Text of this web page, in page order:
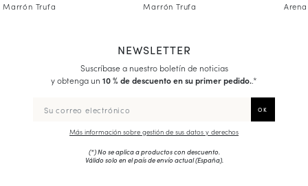
Marrón Trufa
Marrón Trufa
Arena
NEWSLETTER
Suscríbase a nuestro boletín de noticias
y obtenga un 10 % de descuento en su primer pedido..*
Más información sobre gestión de sus datos y derechos
(*) No se aplica a productos con descuento.
Válido solo en el país de envío actual (España).